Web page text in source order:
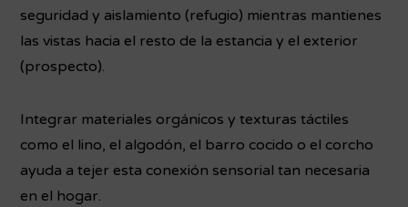
seguridad y aislamiento (refugio) mientras mantienes
las vistas hacia el resto de la estancia y el exterior
(prospecto).
Integrar materiales orgánicos y texturas táctiles
como el lino, el algodón, el barro cocido o el corcho
ayuda a tejer esta conexión sensorial tan necesaria
en el hogar.